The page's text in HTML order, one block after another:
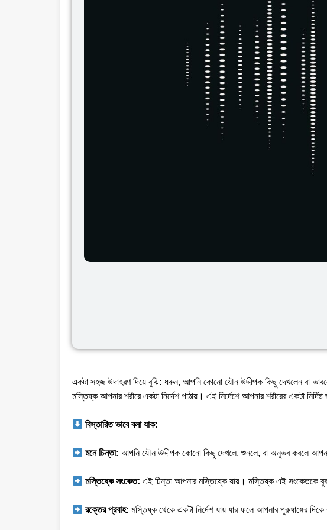
একটা সহজ উদাহরণ দিয়ে বুঝি: ধরুন, আপনি কোনো যৌন উদ্দীপক কিছু দেখলেন বা
মস্তিষ্ক আপনার শরীরে একটা নির্দেশ পাঠায়। এই নির্দেশে আপনার শরীরের একটা
বিস্তারিত ভাবে বলা যাক:
মনে চিন্তা: আপনি যৌন উদ্দীপক কোনো কিছু দেখলে, শুনলে, বা অনুভব করলে
মস্তিষ্কে সংকেত: এই চিন্তা আপনার মস্তিষ্কে যায়। মস্তিষ্ক এই সংকেতকে
রক্তের প্রবাহ: মস্তিষ্ক থেকে একটা নির্দেশ যায় যার ফলে আপনার পুরুষাঙ্গের দিকে